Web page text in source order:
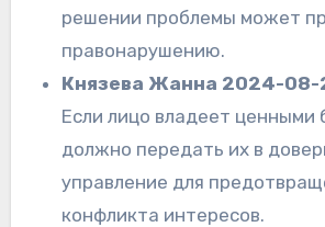
решении проблемы может
правонарушению.
Князева Жанна 2024-08-
Если лицо владеет ценными
должно передать их в
управление для
конфликта интересов.